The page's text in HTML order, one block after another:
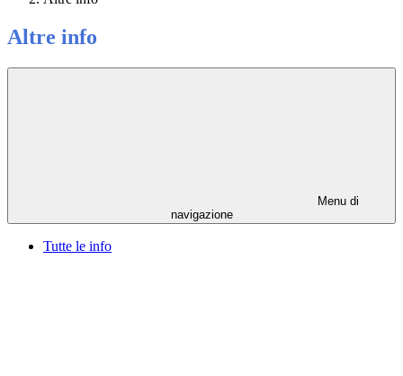
Altre info
Menu di
navigazione
Tutte le info